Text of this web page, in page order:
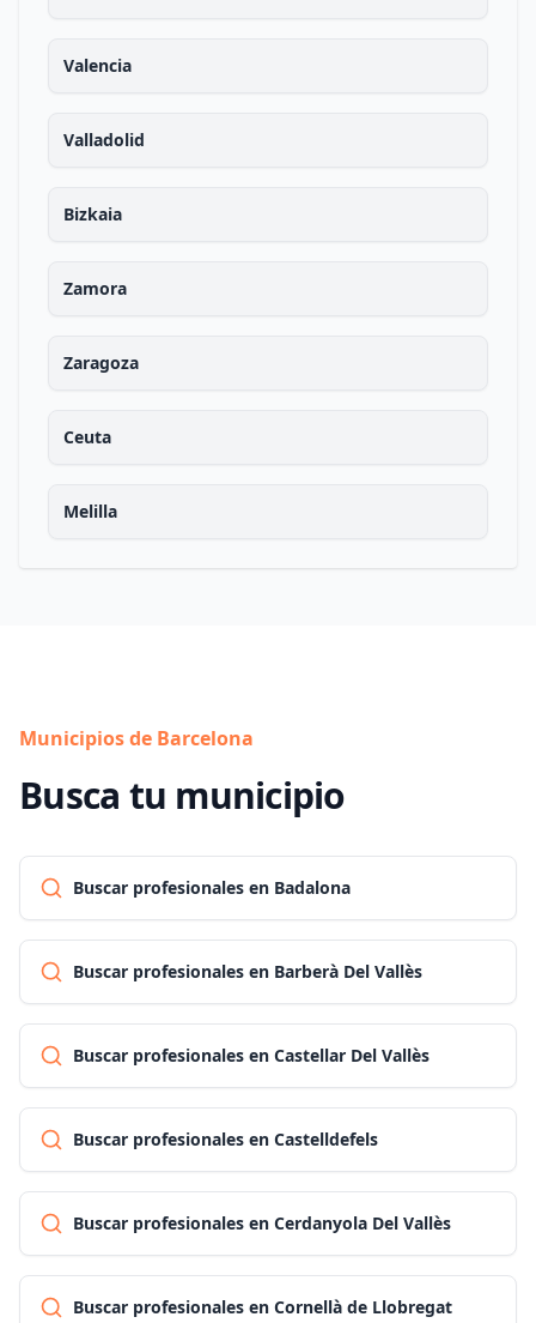
Valencia
Valladolid
Bizkaia
Zamora
Zaragoza
Ceuta
Melilla
Municipios de Barcelona
Busca tu municipio
Buscar profesionales en Badalona
Buscar profesionales en Barberà Del Vallès
Buscar profesionales en Castellar Del Vallès
Buscar profesionales en Castelldefels
Buscar profesionales en Cerdanyola Del Vallès
Buscar profesionales en Cornellà de Llobregat